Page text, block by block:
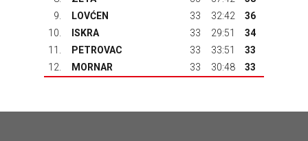
9.
LOVĆEN 33 32:42
36
10.
ISKRA 33 29:51
34
11.
PETROVAC 33 33:51
33
12.
MORNAR 33 30:48 33